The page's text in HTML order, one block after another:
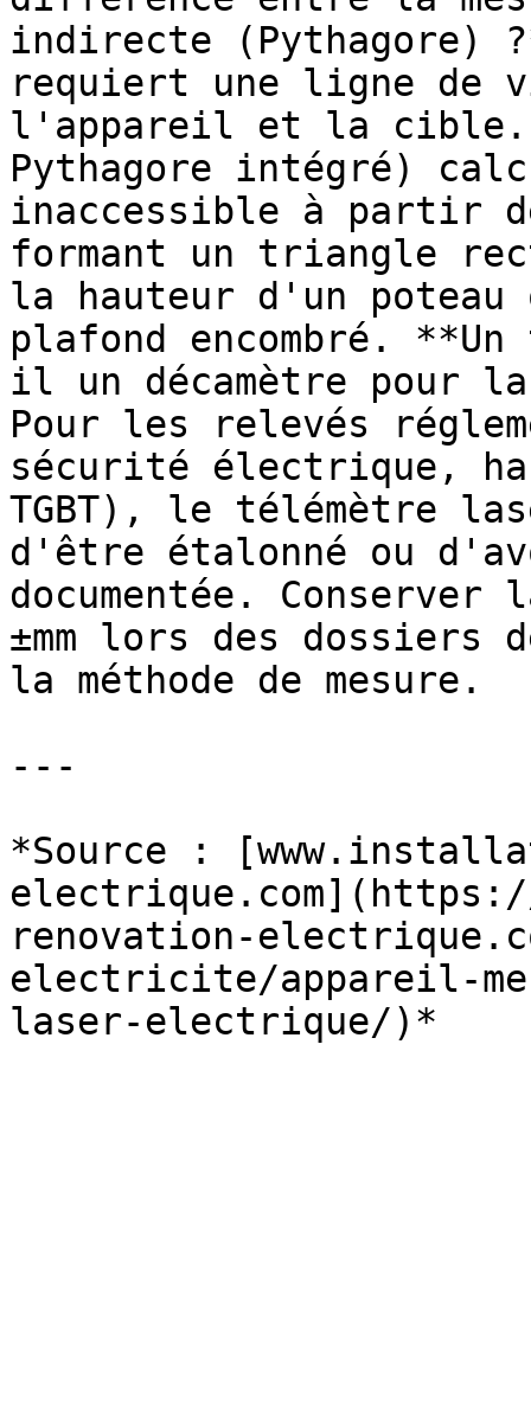
indirecte (Pythagore)
requiert une ligne de
l'appareil et la cible.
Pythagore intégré)
inaccessible à partir
formant un triangle
la hauteur d'un
plafond encombré.
il un décamètre pour
Pour les relevés
sécurité électrique,
TGBT), le télémètre
d'être étalonné ou
documentée.
±mm lors des
la méthode de mesure.
---
*Source :
renovation-
electricite/appareil-